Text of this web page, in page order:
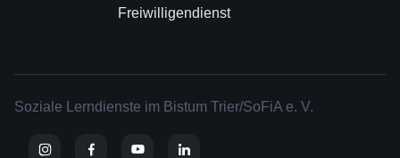
Freiwilligendienst
Soziale Lerndienste im Bistum Trier/SoFiA e. V.